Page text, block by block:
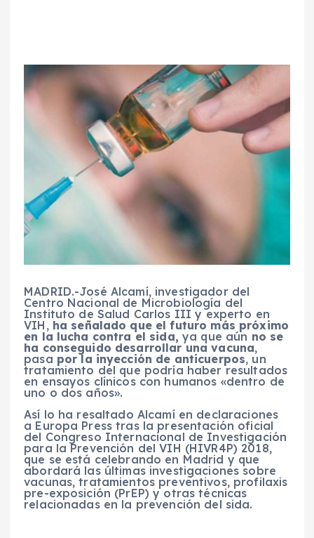
MADRID.-José Alcamí, investigador del
Centro Nacional de Microbiología del
Instituto de Salud Carlos III y experto en
VIH,ha señalado que el futuro más próximo
en la lucha contra el sida, ya que aún no se
ha conseguido desarrollar una vacuna,
pasa por la inyección de anticuerpos, un
tratamiento del que podría haber resultados
en ensayos clínicos con humanos «dentro de
uno o dos años».
Así lo ha resaltado Alcamí en declaraciones
a Europa Press tras la presentación oficial
del Congreso Internacional de Investigación
para la Prevención del VIH (HIVR4P) 2018,
que se está celebrando en Madrid y que
abordará las últimas investigaciones sobre
vacunas, tratamientos preventivos, profilaxis
pre-exposición (PrEP) y otras técnicas
relacionadas en la prevención del sida.